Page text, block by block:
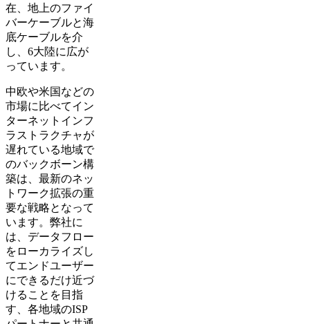
在、地上のファイ
バーケーブルと海
底ケーブルを介
し、6大陸に広が
っています。
中欧や米国などの
市場に比べてイン
ターネットインフ
ラストラクチャが
遅れている地域で
のバックボーン構
築は、最新のネッ
トワーク拡張の重
要な戦略となって
います。弊社に
は、データフロー
をローカライズし
てエンドユーザー
にできるだけ近づ
けることを目指
す、各地域のISP